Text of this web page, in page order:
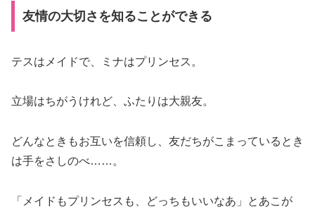
友情の大切さを知ることができる
テスはメイドで、ミナはプリンセス。
立場はちがうけれど、ふたりは大親友。
どんなときもお互いを信頼し、友だちがこまっているとき
は手をさしのべ……。
「メイドもプリンセスも、どっちもいいなあ」とあこが